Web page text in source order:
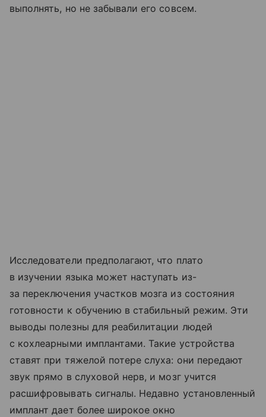
выполнять, но не забывали его совсем.
Исследователи предполагают, что плато
в изучении языка может наступать из-
за переключения участков мозга из состояния
готовности к обучению в стабильный режим. Эти
выводы полезны для реабилитации людей
с кохлеарными имплантами. Такие устройства
ставят при тяжелой потере слуха: они передают
звук прямо в слуховой нерв, и мозг учится
расшифровывать сигналы. Недавно установленный
имплант дает более широкое окно